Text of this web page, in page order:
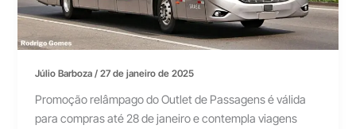
Júlio Barboza/27 de janeiro de 2025
Promoção relâmpago do Outlet de Passagens é válida
para compras até 28 de janeiro e contempla viagens